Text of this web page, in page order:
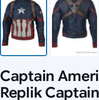
Captain
Replik